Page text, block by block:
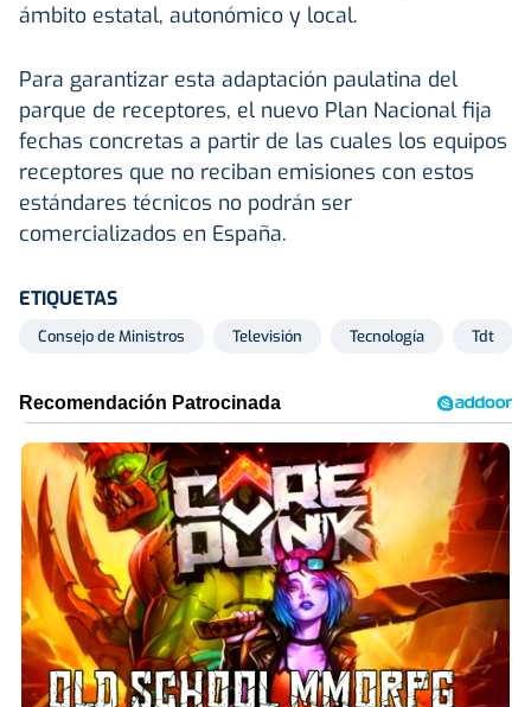
ámbito estatal, autonómico y local.
Para garantizar esta adaptación paulatina del
parque de receptores, el nuevo Plan Nacional fija
fechas concretas a partir de las cuales los equipos
receptores que no reciban emisiones con estos
estándares técnicos no podrán ser
comercializados en España.
ETIQUETAS
Consejo de Ministros Televisión Tecnología Tdt